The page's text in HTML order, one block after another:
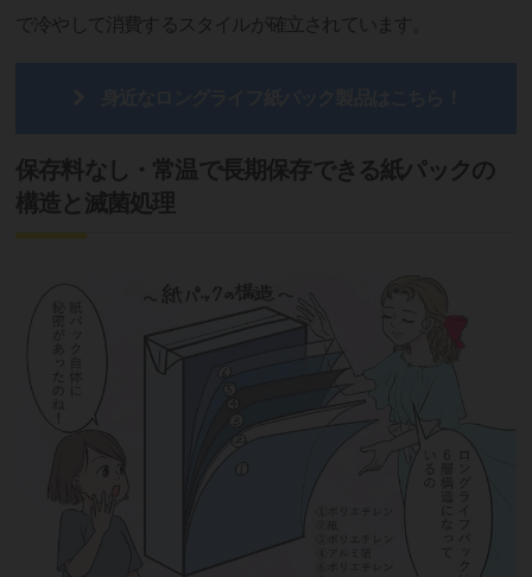
で冷やして消費するスタイルが確立されています。
保存料なし・常温で長期保存できる紙パックの
構造と滅菌処理